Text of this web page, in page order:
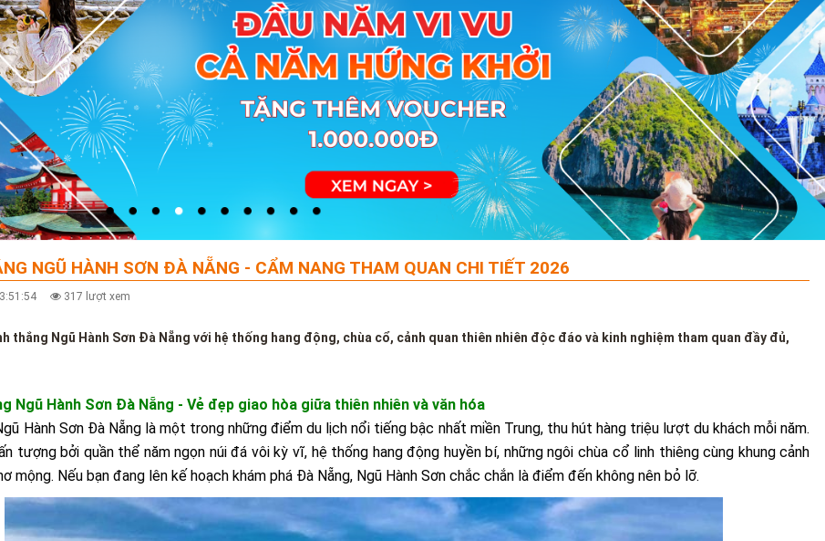
NGŨ HÀNH SƠN ĐÀ NẴNG - CẨM NANG THAM QUAN CHI TIẾT 2026
317 lượt xem
thắng Ngũ Hành Sơn Đà Nẵng với hệ thống hang động, chùa cổ, cảnh quan thiên nhiên độc đáo và kinh nghiệm tham quan đầy đủ,
Ngũ Hành Sơn Đà Nẵng - Vẻ đẹp giao hòa giữa thiên nhiên và văn hóa
Hành Sơn Đà Nẵng là một trong những điểm du lịch nổi tiếng bậc nhất miền Trung, thu hút hàng triệu lượt du khách mỗi năm.
tượng bởi quần thể năm ngọn núi đá vôi kỳ vĩ, hệ thống hang động huyền bí, những ngôi chùa cổ linh thiêng cùng khung cảnh
mộng. Nếu bạn đang lên kế hoạch khám phá Đà Nẵng, Ngũ Hành Sơn chắc chắn là điểm đến không nên bỏ lỡ.